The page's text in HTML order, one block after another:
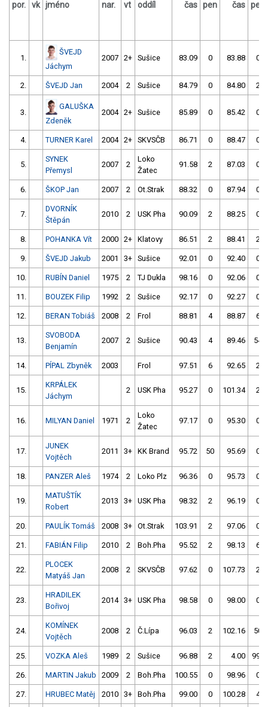
por. vk jméno nar. vt oddíl čas pen čas pen
1.
ŠVEJD
Jáchym
2007 2+ Sušice 83.09 0 83.88 0
2. ŠVEJD Jan 2004 2 Sušice 84.79 0 84.80 2
3.
GALUŠKA
Zdeněk
2004 2+ Sušice 85.89 0 85.42 0
4. TURNER Karel 2004 2+ SKVSČB 86.71 0 88.47 0
5.
SYNEK
Přemysl
2007 2
Loko
Žatec
91.58 2 87.03 0
6. ŠKOP Jan 2007 2 Ot.Strak 88.32 0 87.94 0
7.
DVORNÍK
Štěpán
2010 2 USK Pha 90.09 2 88.25 0
8. POHANKA Vít 2000 2+ Klatovy 86.51 2 88.41 2
9. ŠVEJD Jakub 2001 3+ Sušice 92.01 0 92.40 0
10. RUBÍN Daniel 1975 2 TJ Dukla 98.16 0 92.06 0
11. BOUZEK Filip 1992 2 Sušice 92.17 0 92.27 0
12. BERAN Tobiáš 2008 2 Frol 88.81 4 88.87 6
13.
SVOBODA
Benjamín
2007 2 Sušice 90.43 4 89.46 54
14. PÍPAL Zbyněk 2003 Frol 97.51 6 92.65 2
15.
KRPÁLEK
Jáchym
2 USK Pha 95.27 0 101.34 2
16. MILYAN Daniel 1971 2
Loko
Žatec
97.17 0 95.30 0
17.
JUNEK
Vojtěch
2011 3+ KK Brand 95.72 50 95.69 0
18. PANZER Aleš 1974 2 Loko Plz 96.36 0 95.73 0
19.
MATUŠTÍK
Robert
2013 3+ USK Pha 98.32 2 96.19 0
20. PAULÍK Tomáš 2008 3+ Ot.Strak 103.91 2 97.06 0
21. FABIÁN Filip 2010 2 Boh.Pha 95.52 2 98.13 6
22.
PLOCEK
Matyáš Jan
2008 2 SKVSČB 97.62 0 107.73 2
23.
HRADILEK
Bořivoj
2014 3+ USK Pha 98.58 0 98.00 0
24.
KOMÍNEK
Vojtěch
2008 2 Č.Lípa 96.03 2 102.16 50
25. VOZKA Aleš 1989 2 Sušice 96.88 2 4.00 999
26. MARTIN Jakub 2009 2 Boh.Pha 100.55 0 98.96 0
27. HRUBEC Matěj 2010 3+ Boh.Pha 99.00 0 100.28 4